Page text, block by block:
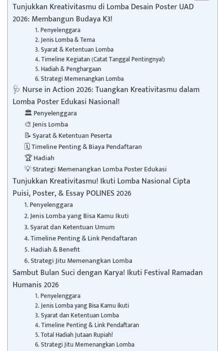
Tunjukkan Kreativitasmu di Lomba Desain Poster UAD
2026: Membangun Budaya K3!
1. Penyelenggara
2. Jenis Lomba & Tema
3. Syarat & Ketentuan Lomba
4. Timeline Kegiatan (Catat Tanggal Pentingnya!)
5. Hadiah & Penghargaan
6. Strategi Memenangkan Lomba
🩺 Nurse in Action 2026: Tuangkan Kreativitasmu dalam
Lomba Poster Edukasi Nasional!
🏛️ Penyelenggara
🎨 Jenis Lomba
📝 Syarat & Ketentuan Peserta
🗓️ Timeline Penting & Biaya Pendaftaran
🏆 Hadiah
💡 Strategi Memenangkan Lomba Poster Edukasi
Tunjukkan Kreativitasmu! Ikuti Lomba Nasional Cipta
Puisi, Poster, & Essay POLINES 2026
1. Penyelenggara
2. Jenis Lomba yang Bisa Kamu Ikuti
3. Syarat dan Ketentuan Umum
4. Timeline Penting & Link Pendaftaran
5. Hadiah & Benefit
6. Strategi Jitu Memenangkan Lomba
Sambut Bulan Suci dengan Karya! Ikuti Festival Ramadan
Humanis 2026
1. Penyelenggara
2. Jenis Lomba yang Bisa Kamu Ikuti
3. Syarat dan Ketentuan Lomba
4. Timeline Penting & Link Pendaftaran
5. Total Hadiah Jutaan Rupiah!
6. Strategi Jitu Memenangkan Lomba